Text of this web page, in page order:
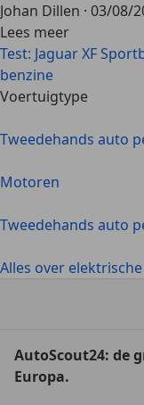
Johan Dillen · 03/08/
Lees meer
Test: Jaguar XF
benzine
Voertuigtype
Tweedehands auto
Motoren
Tweedehands auto
Alles over elektrische
AutoScout24: de
Europa.